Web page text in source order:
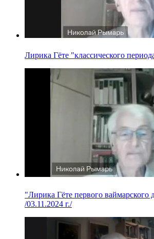
Лирика Гёте "классического
"Лирика Гёте первого ваймарского
/03.11.2024 г./